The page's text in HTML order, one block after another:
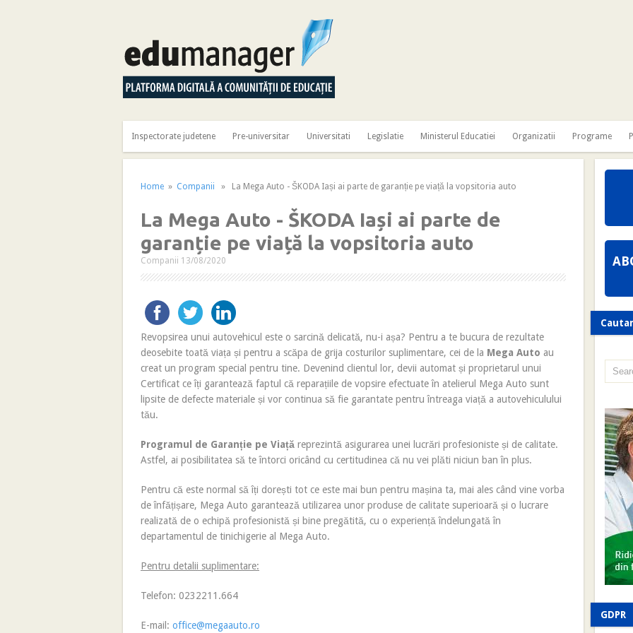
Inspectorate judetene Pre-universitar Universitati Legislatie Ministerul Educatiei Organizatii Programe
Home » Companii » La Mega Auto - ŠKODA Iași ai parte de garanție pe viață la vopsitoria auto
La Mega Auto - ŠKODA Iași ai parte de
garanție pe viață la vopsitoria auto
Companii 13/08/2020
Revopsirea unui autovehicul este o sarcină delicată, nu-i așa? Pentru a te bucura de rezultate
deosebite toată viața și pentru a scăpa de grija costurilor suplimentare, cei de la Mega Auto au
creat un program special pentru tine. Devenind clientul lor, devii automat și proprietarul unui
Certificat ce îți garantează faptul că reparațiile de vopsire efectuate în atelierul Mega Auto sunt
lipsite de defecte materiale și vor continua să fie garantate pentru întreaga viață a autovehiculului
tău.
Programul de Garanție pe Viață reprezintă asigurarea unei lucrări profesioniste și de calitate.
Astfel, ai posibilitatea să te întorci oricând cu certitudinea că nu vei plăti niciun ban în plus.
Pentru că este normal să îți dorești tot ce este mai bun pentru mașina ta, mai ales când vine vorba
de înfățișare, Mega Auto garantează utilizarea unor produse de calitate superioară și o lucrare
realizată de o echipă profesionistă și bine pregătită, cu o experiență îndelungată în
departamentul de tinichigerie al Mega Auto.
Pentru detalii suplimentare:
Telefon: 0232211.664
E-mail: office@megaauto.ro
GDPR